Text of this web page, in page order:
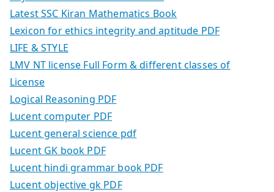
Latest SSC Kiran Mathematics Book
Lexicon for ethics integrity and aptitude PDF
LIFE & STYLE
LMV NT license Full Form & different classes of
License
Logical Reasoning PDF
Lucent computer PDF
Lucent general science pdf
Lucent GK book PDF
Lucent hindi grammar book PDF
Lucent objective gk PDF